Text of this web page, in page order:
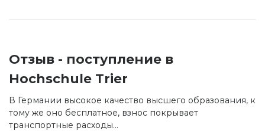
Отзыв - поступление в
Hochschule Trier
В Германии высокое качество высшего образования, к
тому же оно бесплатное, взнос покрывает
транспортные расходы...